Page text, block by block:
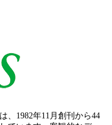
、1982年11月創刊から44